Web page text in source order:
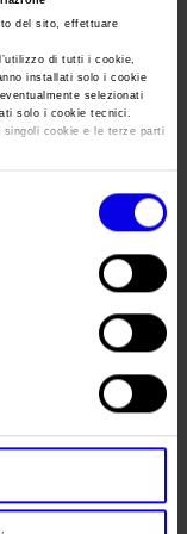
del sito, effettuare
di tutti i cookie,
installati solo i cookie
selezionati
solo i cookie tecnici.
singoli cookie e le terze parti